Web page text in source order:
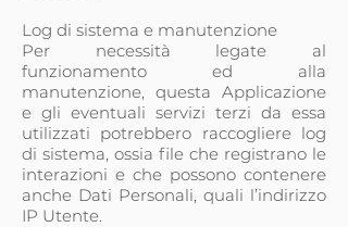
Log di sistema e manutenzione
Per necessità legate al
funzionamento ed alla
manutenzione, questa Applicazione
e gli eventuali servizi terzi da essa
utilizzati potrebbero raccogliere log
di sistema, ossia file che registrano le
interazioni e che possono contenere
anche Dati Personali, quali l’indirizzo
IP Utente.